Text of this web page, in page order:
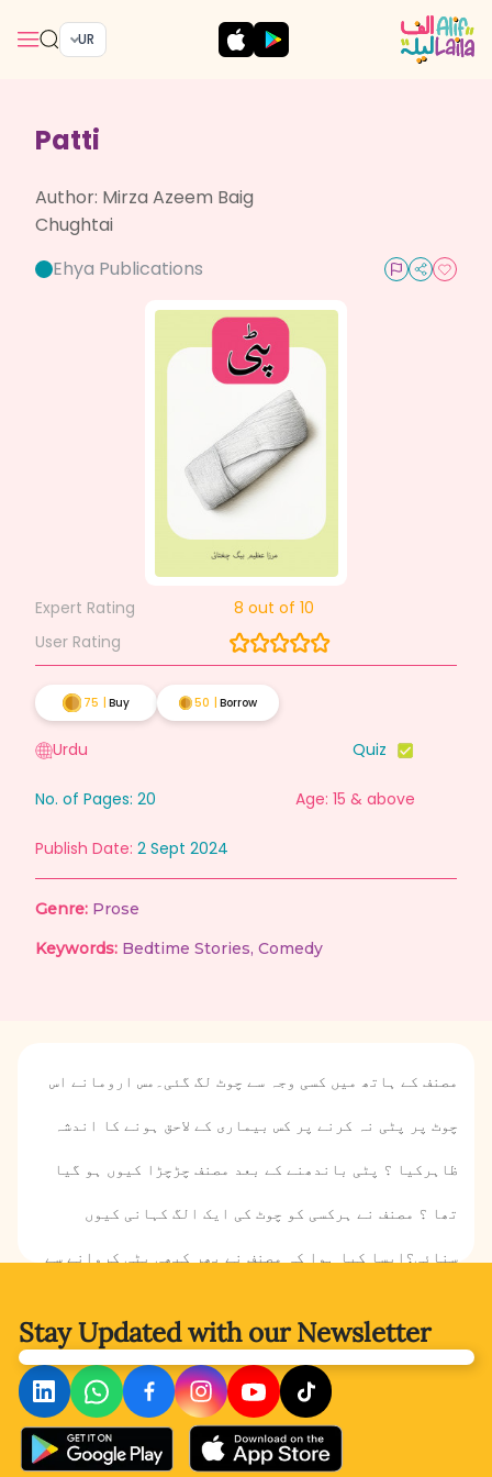
UR
Patti
Author: Mirza Azeem Baig
Chughtai
Ehya Publications
Expert Rating 8 out of 10
User Rating
75 Buy 50 Borrow
Urdu Quiz
No. of Pages: 20 Age: 15 & above
Publish Date: 2 Sept 2024
Genre: Prose
Keywords: Bedtime Stories, Comedy
مصنف کے ہاتھ میں کسی وجہ سے چوٹ لگ گئی۔مس ارومانے اس
چوٹ پر پٹی نہ کرنے پر کس بیماری کے لاحق ہونے کا اندشہ
ظاہرکیا ؟ پٹی باندھنے کے بعد مصنف چڑچڑا کیوں ہو گیا
تھا ؟ مصنف نے ہرکسی کو چوٹ کی ایک الگ کہانی کیوں
سنائی؟ایسا کیا ہوا کہ مصنف نے پھر کبھی پٹی کروانے سے
Stay Updated withour Newsletter